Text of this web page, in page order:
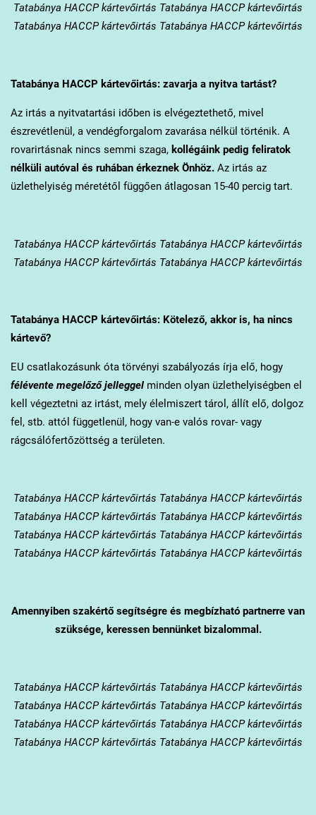
Tatabánya HACCP kártevőirtás Tatabánya HACCP kártevőirtás
Tatabánya HACCP kártevőirtás Tatabánya HACCP kártevőirtás
Tatabánya HACCP kártevőirtás: zavarja a nyitva tartást?
Az irtás a nyitvatartási időben is elvégeztethető, mivel
észrevétlenül, a vendégforgalom zavarása nélkül történik. A
rovarirtásnak nincs semmi szaga, kollégáink pedig feliratok
nélküli autóval és ruhában érkeznek Önhöz. Az irtás az
üzlethelyiség méretétől függően átlagosan 15-40 percig tart.
Tatabánya HACCP kártevőirtás Tatabánya HACCP kártevőirtás
Tatabánya HACCP kártevőirtás Tatabánya HACCP kártevőirtás
TatabányaHACCP kártevőirtás: Kötelező, akkor is, ha nincs
kártevő?
EU csatlakozásunk óta törvényi szabályozás írja elő, hogy
félévente megelőző jelleggelminden olyan üzlethelyiségben el
kell végeztetni az irtást, mely élelmiszert tárol, állít elő, dolgoz
fel, stb. attól függetlenül, hogy van-e valós rovar- vagy
rágcsálófertőzöttség a területen.
Tatabánya HACCP kártevőirtás Tatabánya HACCP kártevőirtás
Tatabánya HACCP kártevőirtás Tatabánya HACCP kártevőirtás
Tatabánya HACCP kártevőirtás Tatabánya HACCP kártevőirtás
Tatabánya HACCP kártevőirtás Tatabánya HACCP kártevőirtás
Amennyiben szakértő segítségre és megbízható partnerre van
szüksége, keressen bennünket bizalommal.
Tatabánya HACCP kártevőirtás Tatabánya HACCP kártevőirtás
Tatabánya HACCP kártevőirtás Tatabánya HACCP kártevőirtás
Tatabánya HACCP kártevőirtás Tatabánya HACCP kártevőirtás
Tatabánya HACCP kártevőirtás Tatabánya HACCP kártevőirtás